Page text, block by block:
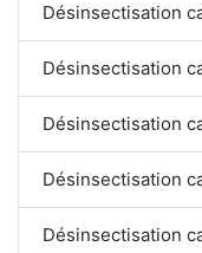
Désinsectisation
Désinsectisation
Désinsectisation
Désinsectisation
Désinsectisation